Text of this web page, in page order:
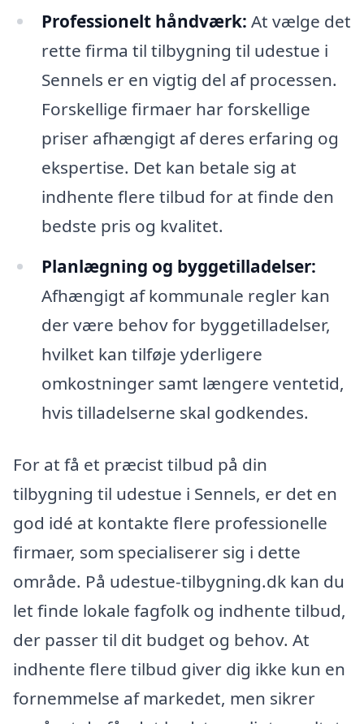
Professionelt håndværk: At vælge det
rette firma til tilbygning til udestue i
Sennels er en vigtig del af processen.
Forskellige firmaer har forskellige
priser afhængigt af deres erfaring og
ekspertise. Det kan betale sig at
indhente flere tilbud for at finde den
bedste pris og kvalitet.
Planlægning og byggetilladelser:
Afhængigt af kommunale regler kan
der være behov for byggetilladelser,
hvilket kan tilføje yderligere
omkostninger samt længere ventetid,
hvis tilladelserne skal godkendes.
For at få et præcist tilbud på din
tilbygning til udestue i Sennels, er det en
god idé at kontakte flere professionelle
firmaer, som specialiserer sig i dette
område. På udestue-tilbygning.dk kan du
let finde lokale fagfolk og indhente tilbud,
der passer til dit budget og behov. At
indhente flere tilbud giver dig ikke kun en
fornemmelse af markedet, men sikrer